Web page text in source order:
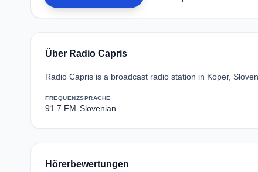
Über Radio Capris
Radio Capris is a broadcast radio station in Koper,
FREQUENZ
91.7 FM
SPRACHE
Slovenian
Hörerbewertungen